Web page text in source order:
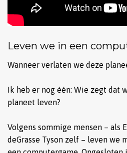
Leven we in een
Wanneer verlaten we deze
Ik heb er nog één: Wie zegt dat
planeet leven?
Volgens sommige mensen – als
deGrasse Tyson zelf – leven we